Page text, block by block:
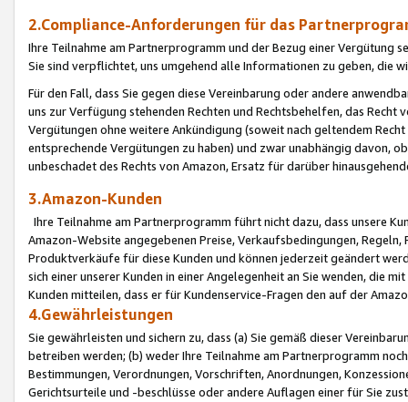
2.Compliance-Anforderungen für das
Ihre Teilnahme am Partnerprogramm und der Bezug einer Vergütung
Sie sind verpflichtet, uns umgehend alle Informationen zu geben, die
Für den Fall, dass Sie gegen diese Vereinbarung oder andere
uns zur Verfügung stehenden Rechten und Rechtsbehelfen, das
Vergütungen ohne weitere Ankündigung (soweit nach geltendem
entsprechende Vergütungen zu haben) und zwar unabhängig davon,
unbeschadet des Rechts von Amazon, Ersatz für darüber
3.Amazon-Kunden
Ihre Teilnahme am Partnerprogramm führt nicht dazu, dass unsere
Amazon-Website angegebenen Preise, Verkaufsbedingungen,
Produktverkäufe für diese Kunden und können jederzeit geändert
sich einer unserer Kunden in einer Angelegenheit an Sie wenden, die
Kunden mitteilen, dass er für Kundenservice-Fragen den auf der
4.Gewährleistungen
Sie gewährleisten und sichern zu, dass (a) Sie gemäß dieser
betreiben werden; (b) weder Ihre Teilnahme am Partnerprogramm
Bestimmungen, Verordnungen, Vorschriften, Anordnungen,
Gerichtsurteile und -beschlüsse oder andere Auflagen einer für Sie